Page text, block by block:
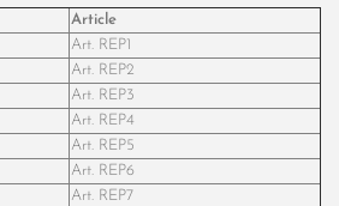
Article
Art. REP1
Art. REP2
Art. REP3
Art. REP4
Art. REP5
Art. REP6
Art. REP7